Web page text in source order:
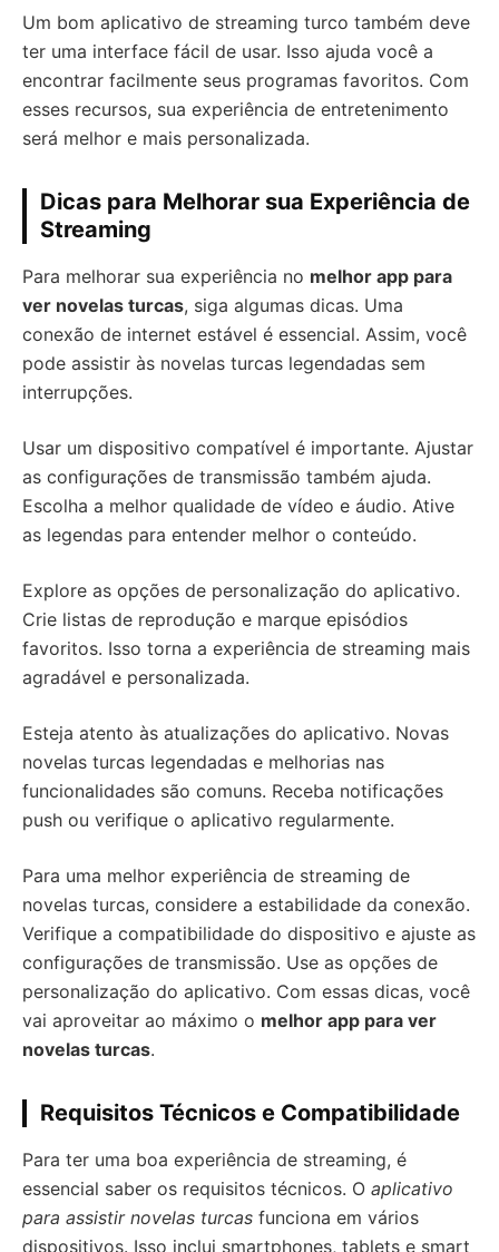
Um bom aplicativo de streaming turco também deve
ter uma interface fácil de usar. Isso ajuda você a
encontrar facilmente seus programas favoritos. Com
esses recursos, sua experiência de entretenimento
será melhor e mais personalizada.
Dicas para Melhorar sua Experiência de
Streaming
Para melhorar sua experiência no melhor app para
ver novelas turcas, siga algumas dicas. Uma
conexão de internet estável é essencial. Assim, você
pode assistir às novelas turcas legendadas sem
interrupções.
Usar um dispositivo compatível é importante. Ajustar
as configurações de transmissão também ajuda.
Escolha a melhor qualidade de vídeo e áudio. Ative
as legendas para entender melhor o conteúdo.
Explore as opções de personalização do aplicativo.
Crie listas de reprodução e marque episódios
favoritos. Isso torna a experiência de streaming mais
agradável e personalizada.
Esteja atento às atualizações do aplicativo. Novas
novelas turcas legendadas e melhorias nas
funcionalidades são comuns. Receba notificações
push ou verifique o aplicativo regularmente.
Para uma melhor experiência de streaming de
novelas turcas, considere a estabilidade da conexão.
Verifique a compatibilidade do dispositivo e ajuste as
configurações de transmissão. Use as opções de
personalização do aplicativo. Com essas dicas, você
vai aproveitar ao máximo o melhor app para ver
novelas turcas.
Requisitos Técnicos e Compatibilidade
Para ter uma boa experiência de streaming, é
essencial saber os requisitos técnicos. O aplicativo
para assistir novelas turcas funciona em vários
dispositivos. Isso inclui smartphones, tablets e smart